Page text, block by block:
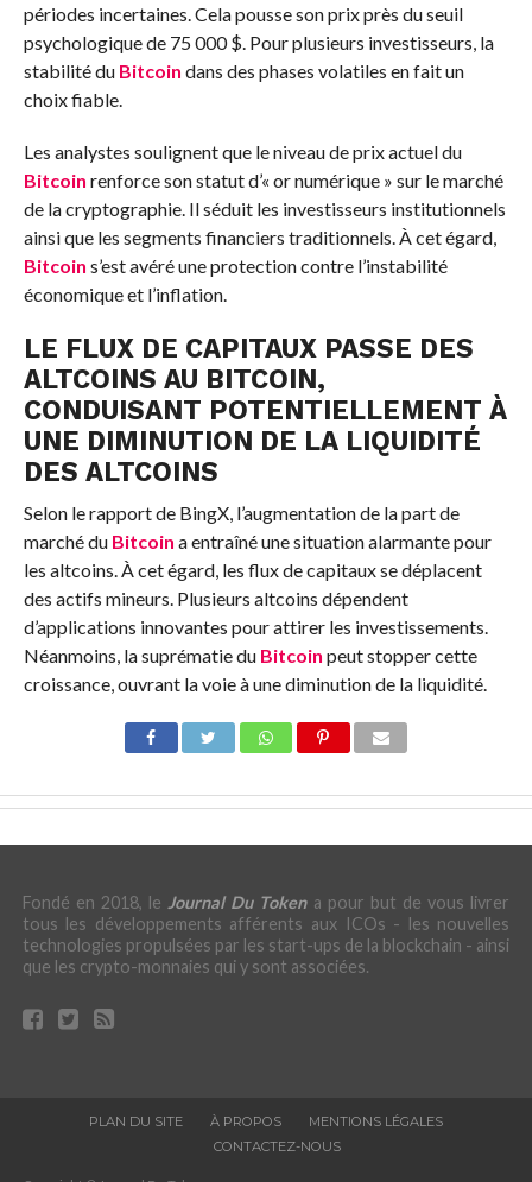
périodes incertaines. Cela pousse son prix près du seuil
psychologique de 75 000 $. Pour plusieurs investisseurs, la
stabilité du Bitcoin dans des phases volatiles en fait un
choix fiable.
Les analystes soulignent que le niveau de prix actuel du
Bitcoin renforce son statut d’« or numérique » sur le marché
de la cryptographie. Il séduit les investisseurs institutionnels
ainsi que les segments financiers traditionnels. À cet égard,
Bitcoin s’est avéré une protection contre l’instabilité
économique et l’inflation.
LE FLUX DE CAPITAUX PASSE DES
ALTCOINS AU BITCOIN,
CONDUISANT POTENTIELLEMENT À
UNE DIMINUTION DE LA LIQUIDITÉ
DES ALTCOINS
Selon le rapport de BingX, l’augmentation de la part de
marché du Bitcoin a entraîné une situation alarmante pour
les altcoins. À cet égard, les flux de capitaux se déplacent
des actifs mineurs. Plusieurs altcoins dépendent
d’applications innovantes pour attirer les investissements.
Néanmoins, la suprématie du Bitcoin peut stopper cette
croissance, ouvrant la voie à une diminution de la liquidité.
Fondé en 2018, le Journal Du Tokena pour but de vous livrer
tous les développements afférents aux ICOs - les nouvelles
technologies propulsées par les start-ups de la blockchain - ainsi
que les crypto-monnaies qui y sont associées.
PLAN DU SITE À PROPOS
MENTIONS LÉGALES
CONTACTEZ-NOUS